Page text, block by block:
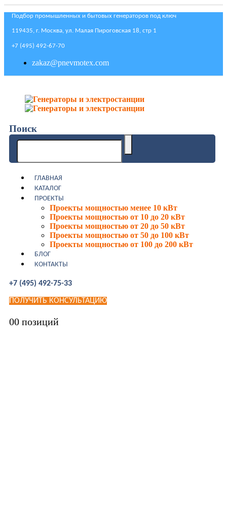
Подбор промышленных и бытовых генераторов под ключ
119435, г. Москва, ул. Малая Пироговская 18, стр 1
+7 (495) 492-67-70
zakaz@pnevmotex.com
Поиск
ГЛАВНАЯ
КАТАЛОГ
ПРОЕКТЫ
Проекты мощностью менее 10 кВт
Проекты мощностью от 10 до 20 кВт
Проекты мощностью от 20 до 50 кВт
Проекты мощностью от 50 до 100 кВт
Проекты мощностью от 100 до 200 кВт
БЛОГ
КОНТАКТЫ
+7 (495) 492-75-33
ПОЛУЧИТЬ КОНСУЛЬТАЦИЮ
00 позиций